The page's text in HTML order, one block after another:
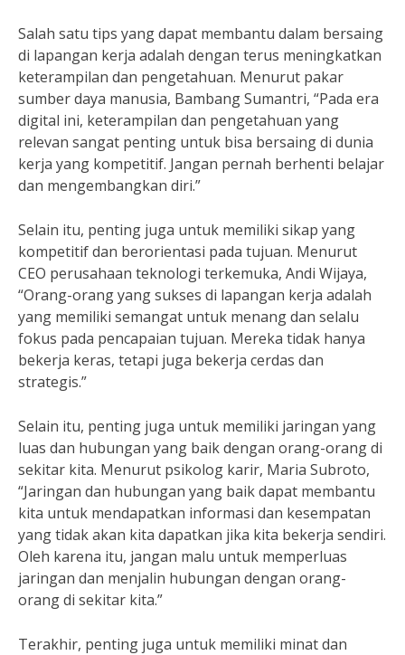
Salah satu tips yang dapat membantu dalam bersaing
di lapangan kerja adalah dengan terus meningkatkan
keterampilan dan pengetahuan. Menurut pakar
sumber daya manusia, Bambang Sumantri, “Pada era
digital ini, keterampilan dan pengetahuan yang
relevan sangat penting untuk bisa bersaing di dunia
kerja yang kompetitif. Jangan pernah berhenti belajar
dan mengembangkan diri.”
Selain itu, penting juga untuk memiliki sikap yang
kompetitif dan berorientasi pada tujuan. Menurut
CEO perusahaan teknologi terkemuka, Andi Wijaya,
“Orang-orang yang sukses di lapangan kerja adalah
yang memiliki semangat untuk menang dan selalu
fokus pada pencapaian tujuan. Mereka tidak hanya
bekerja keras, tetapi juga bekerja cerdas dan
strategis.”
Selain itu, penting juga untuk memiliki jaringan yang
luas dan hubungan yang baik dengan orang-orang di
sekitar kita. Menurut psikolog karir, Maria Subroto,
“Jaringan dan hubungan yang baik dapat membantu
kita untuk mendapatkan informasi dan kesempatan
yang tidak akan kita dapatkan jika kita bekerja sendiri.
Oleh karena itu, jangan malu untuk memperluas
jaringan dan menjalin hubungan dengan orang-
orang di sekitar kita.”
Terakhir, penting juga untuk memiliki minat dan